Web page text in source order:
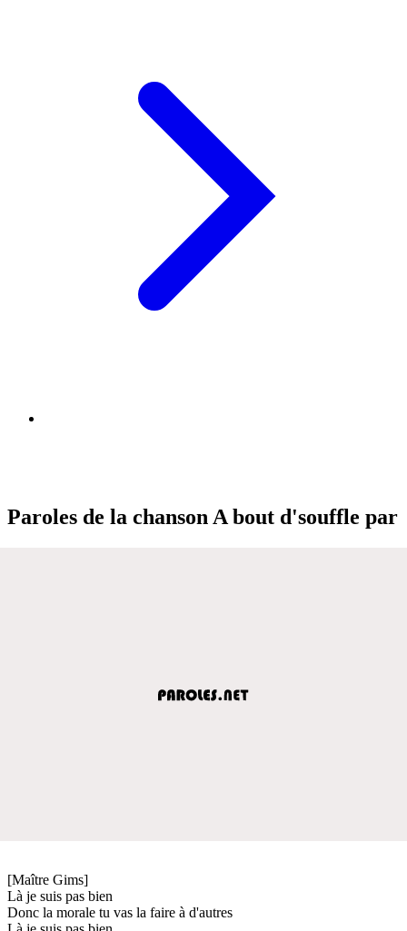
Paroles de la chanson A bout d'souffle par
[Maître Gims]
Là je suis pas bien
Donc la morale tu vas la faire à d'autres